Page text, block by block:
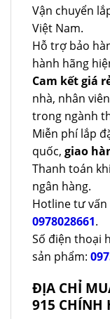
Vận chuyển
Việt Nam.
Hỗ trợ bảo
hành hãng
Cam kết giá
nhà, nhân
trong ngành
Miễn phí lắp
quốc, giao
Thanh toán
ngân hàng.
Hotline tư
0978028661.
Số điện thoại
sản phẩm:
ĐỊA CHỈ
915 CHÍNH